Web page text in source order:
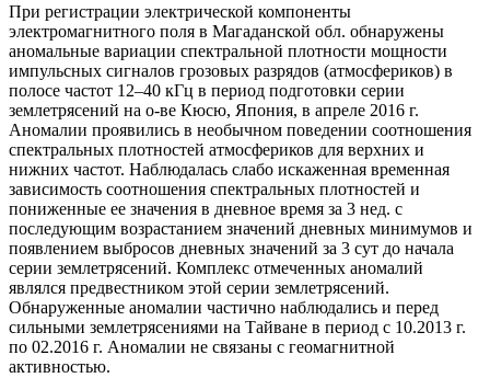
При регистрации электрической компоненты
электромагнитного поля в Магаданской обл. обнаружены
аномальные вариации спектральной плотности мощности
импульсных сигналов грозовых разрядов (атмосфериков) в
полосе частот 12–40 кГц в период подготовки серии
землетрясений на о-ве Кюсю, Япония, в апреле 2016 г.
Аномалии проявились в необычном поведении соотношения
спектральных плотностей атмосфериков для верхних и
нижних частот. Наблюдалась слабо искаженная временная
зависимость соотношения спектральных плотностей и
пониженные ее значения в дневное время за 3 нед. с
последующим возрастанием значений дневных минимумов и
появлением выбросов дневных значений за 3 сут до начала
серии землетрясений. Комплекс отмеченных аномалий
являлся предвестником этой серии землетрясений.
Обнаруженные аномалии частично наблюдались и перед
сильными землетрясениями на Тайване в период с 10.2013 г.
по 02.2016 г. Аномалии не связаны с геомагнитной
активностью.